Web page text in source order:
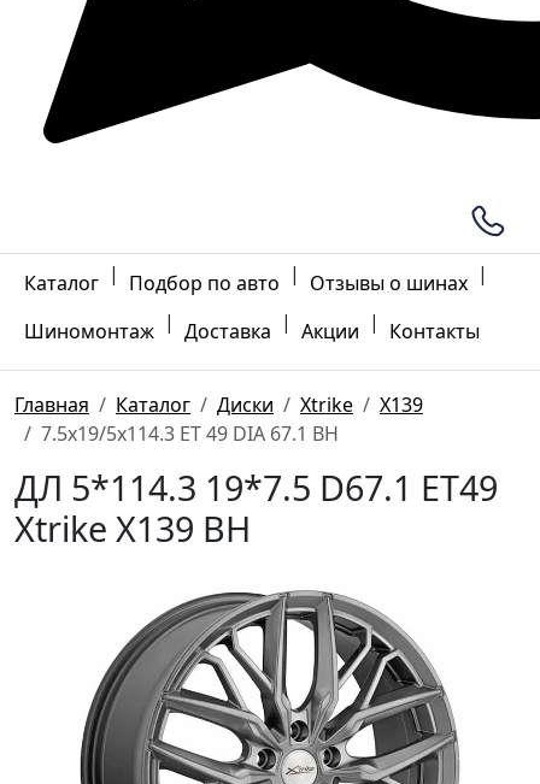
Каталог | Подбор по авто | Отзывы о шинах |
Шиномонтаж | Доставка | Акции | Контакты
Главная Каталог Диски Xtrike
X139
7.5x19/5x114.3 ET 49 DIA 67.1 BH
ДЛ 5*114.3 19*7.5 D67.1 ET49
Xtrike X139 BH